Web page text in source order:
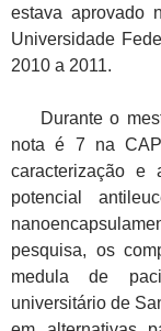
estava aprovado
Universidade
2010 a 2011.
Durante o
nota é 7 na
caracterização e
potencial
pesquisa, os
medula de
universitário de